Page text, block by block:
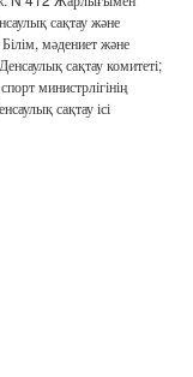
сақтау және
мәдениет және
сақтау комитеті;
министрлігінің
сақтау ісі